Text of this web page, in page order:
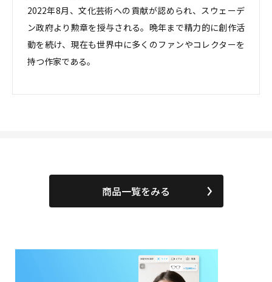
2022年8月、文化芸術への貢献が認められ、スウェーデ
ン政府より勲章を授与される。晩年まで精力的に創作活
動を続け、現在も世界中に多くのファンやコレクターを
持つ作家である。
商品一覧をみる